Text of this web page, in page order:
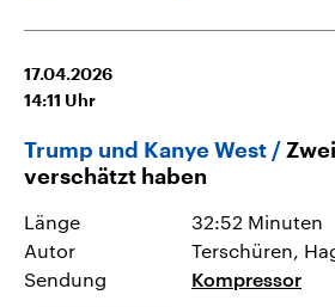
17.04.2026
14:11 Uhr
Trump und Kanye West
verschätzt haben
Länge
32:52 Minuten
Autor
Terschüren,
Sendung
Kompressor